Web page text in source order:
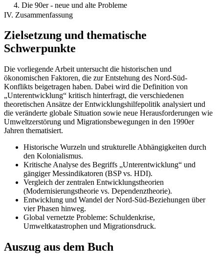
4. Die 90er - neue und alte Probleme
IV. Zusammenfassung
Zielsetzung und thematische
Schwerpunkte
Die vorliegende Arbeit untersucht die historischen und
ökonomischen Faktoren, die zur Entstehung des Nord-Süd-
Konflikts beigetragen haben. Dabei wird die Definition von
„Unterentwicklung“ kritisch hinterfragt, die verschiedenen
theoretischen Ansätze der Entwicklungshilfepolitik analysiert und
die veränderte globale Situation sowie neue Herausforderungen wie
Umweltzerstörung und Migrationsbewegungen in den 1990er
Jahren thematisiert.
Historische Wurzeln und strukturelle Abhängigkeiten durch
den Kolonialismus.
Kritische Analyse des Begriffs „Unterentwicklung“ und
gängiger Messindikatoren (BSP vs. HDI).
Vergleich der zentralen Entwicklungstheorien
(Modernisierungstheorie vs. Dependenztheorie).
Entwicklung und Wandel der Nord-Süd-Beziehungen über
vier Phasen hinweg.
Global vernetzte Probleme: Schuldenkrise,
Umweltkatastrophen und Migrationsdruck.
Auszug aus dem Buch